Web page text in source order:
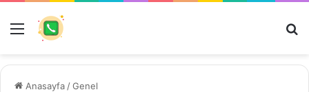
Menü
Anasayfa /Genel